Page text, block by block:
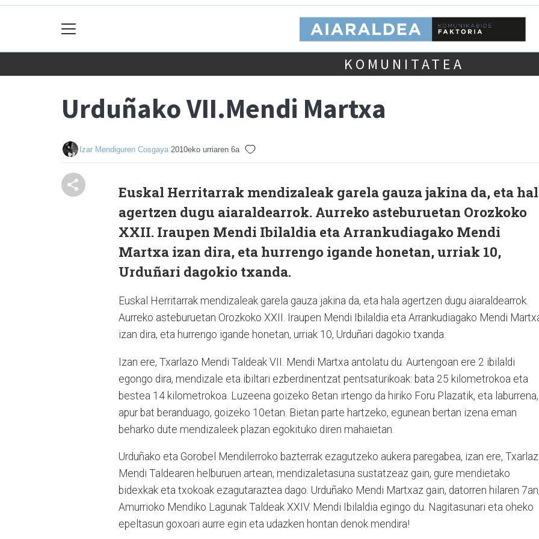
KOMUNITATEA
Urduñako VII.Mendi Martxa
Izar Mendiguren Cosgaya 2010eko urriaren 6a
Euskal Herritarrak mendizaleak garela gauza jakina da, eta
agertzen dugu aiaraldearrok. Aurreko asteburuetan Orozkoko
XXII. Iraupen Mendi Ibilaldia eta Arrankudiagako Mendi
Martxa izan dira, eta hurrengo igande honetan, urriak 10,
Urduñari dagokio txanda.
Euskal Herritarrak mendizaleak garela gauza jakina da, eta hala agertzen dugu aiaraldearrok.
Aurreko asteburuetan Orozkoko XXII. Iraupen Mendi Ibilaldia eta Arrankudiagako Mendi
izan dira, eta hurrengo igande honetan, urriak 10, Urduñari dagokio txanda.
Izan ere, Txarlazo Mendi Taldeak VII. Mendi Martxa antolatu du. Aurtengoan ere 2 ibilaldi
egongo dira, mendizale eta ibiltari ezberdinentzat pentsaturikoak: bata 25 kilometrokoa eta
bestea 14 kilometrokoa. Luzeena goizeko 8etan irtengo da hiriko Foru Plazatik, eta laburrena,
apur bat beranduago, goizeko 10etan. Bietan parte hartzeko, egunean bertan izena eman
beharko dute mendizaleek plazan egokituko diren mahaietan.
Urduñako eta Gorobel Mendilerroko bazterrak ezagutzeko aukera paregabea, izan ere,
Mendi Taldearen helburuen artean, mendizaletasuna sustatzeaz gain, gure mendietako
bidexkak eta txokoak ezagutaraztea dago. Urduñako Mendi Martxaz gain, datorren hilaren 7an,
Amurrioko Mendiko Lagunak Taldeak XXIV. Mendi Ibilaldia egingo du. Nagitasunari eta oheko
epeltasun goxoari aurre egin eta udazken hontan denok mendira!